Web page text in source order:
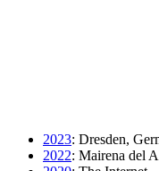
2023: Dresden,
2022: Mairena del